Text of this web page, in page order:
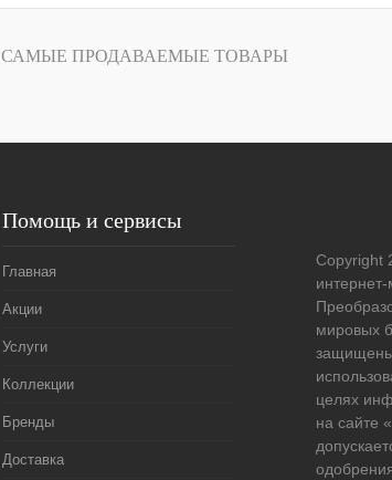
САМЫЕ ПРОДАВАЕМЫЕ ТОВАРЫ
Помощь и сервисы
Главная
Акции
Услуги
Коллекции
Бренды
Доставка
Copyright
интернет-
мировых
целях
на сайте